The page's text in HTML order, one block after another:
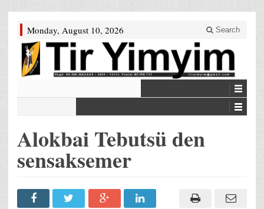
Monday, August 10, 2026 Search
Alokbai Tebutsü den
sensaksemer